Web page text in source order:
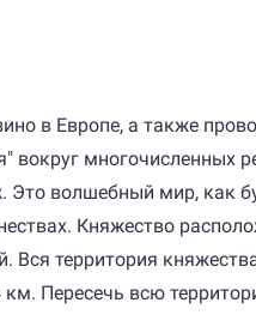
в Европе, а также
многочисленных
Это волшебный мир, как
Княжество
территория
км. Пересечь всю